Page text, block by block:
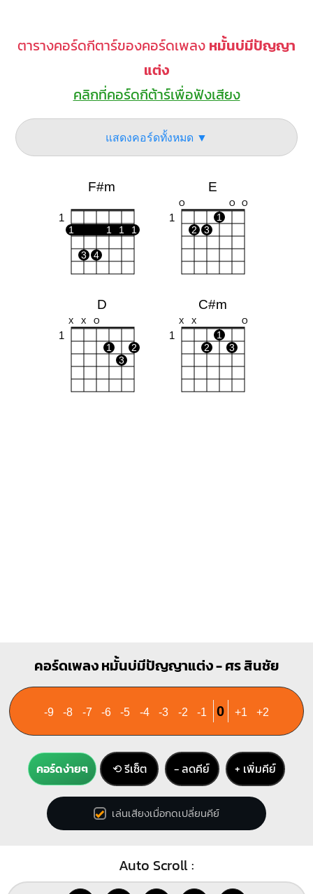
ตารางคอร์ดกีตาร์ของคอร์ดเพลง หมั้นบ่มีปัญญา
แต่ง
คลิกที่คอร์ดกีต้าร์เพื่อฟังเสียง
แสดงคอร์ดทั้งหมด ▼
F#m
1
1 1 1 1
3 4
E
O O O
1
1
2
3
D
X X O
1
1
2
3
C#m
X X O
1
1
2
3
คอร์ดเพลง หมั้นบ่มีปัญญาแต่ง - ศร สินชัย
-9 -8 -7 -6 -5 -4 -3 -2 -1 0 +1 +2
คอร์ดง่ายๆ ⟲ รีเซ็ต − ลดคีย์ + เพิ่มคีย์
เล่นเสียงเมื่อกดเปลี่ยนคีย์
Auto Scroll :